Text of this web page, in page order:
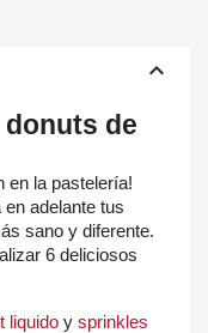
keyboard_arrow_up
donuts de
en la pastelería!
adelante tus
sano y diferente.
6 deliciosos
liquido y sprinkles